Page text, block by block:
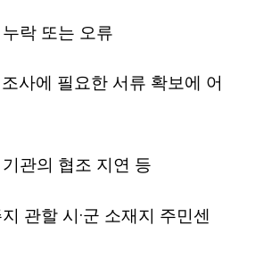
락 또는 오류
조사에 필요한 서류 확보에 어
관의 협조 지연 등
관할 시·군 소재지 주민센